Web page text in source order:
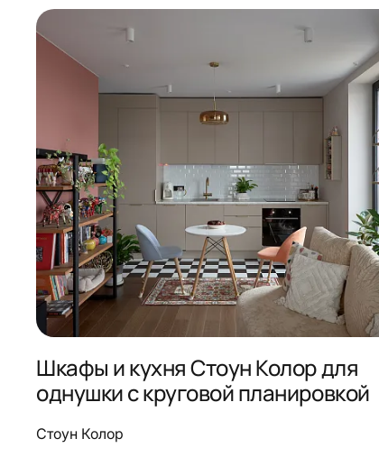
Шкафы и кухня Стоун Колор для
однушки с круговой планировкой
Стоун Колор